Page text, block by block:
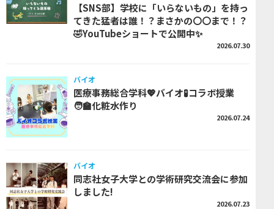
【SNS部】学校に「いらないもの」を持っ
てきた猛者は誰！？まさかの〇〇まで！？
🤣YouTubeショートで公開中✨
2026.07.30
バイオ
医療事務総合学科💖バイオ🧪コラボ授業
🧑‍🏫化粧水作り
2026.07.24
バイオ
同志社女子大学との学術研究交流会に参加
しました!
2026.07.23